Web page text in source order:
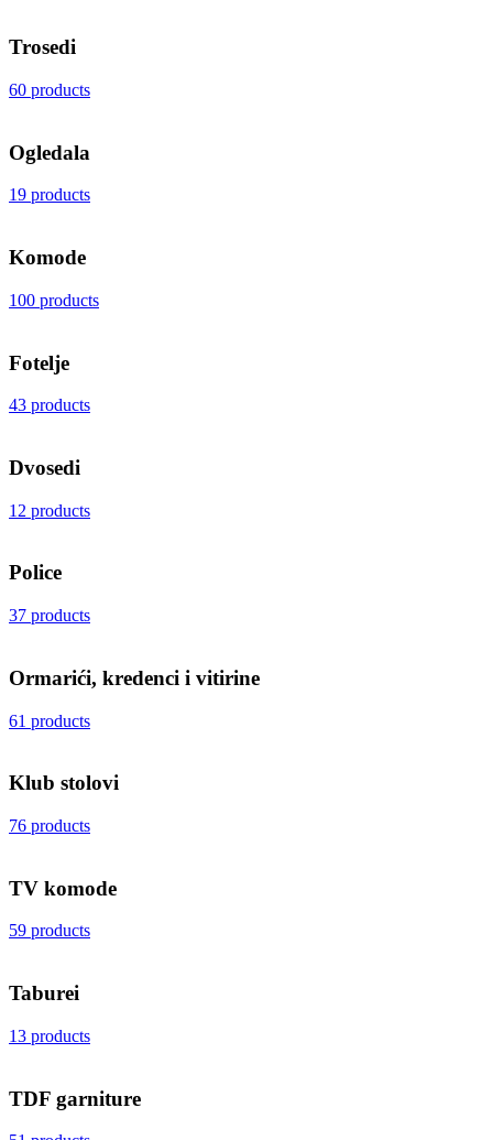
Trosedi
60 products
Ogledala
19 products
Komode
100 products
Fotelje
43 products
Dvosedi
12 products
Police
37 products
Ormarići, kredenci i vitirine
61 products
Klub stolovi
76 products
TV komode
59 products
Taburei
13 products
TDF garniture